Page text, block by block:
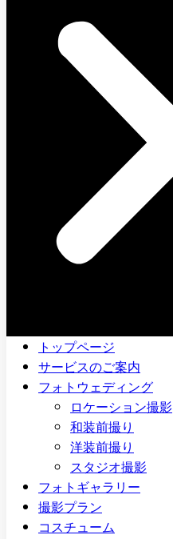
トップページ
サービスのご案内
フォトウェディング
ロケーション撮影
和装前撮り
洋装前撮り
スタジオ撮影
フォトギャラリー
撮影プラン
コスチューム